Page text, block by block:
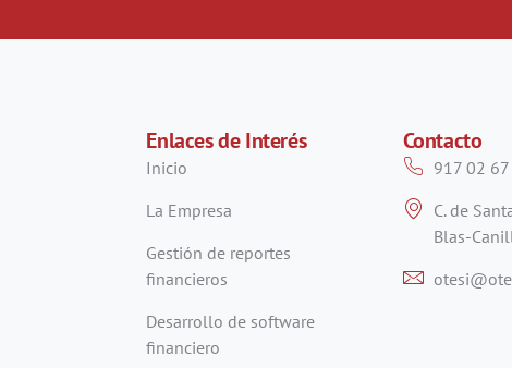
Enlaces de Interés
Inicio
La Empresa
Gestión de reportes
financieros
Desarrollo de software
financiero
Contacto
917 02
C. de
Blas-